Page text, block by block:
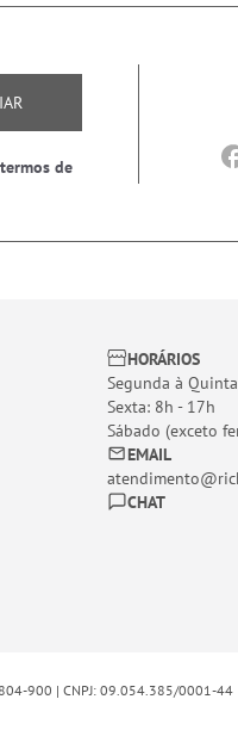
termos de
HORÁRIOS
Segunda à
Sexta: 8h - 17h
Sábado (exceto
EMAIL
CHAT
900 | CNPJ: 09.054.385/0001-44